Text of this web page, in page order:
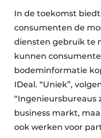
In de toekomst
consumenten de
diensten gebruik te
kunnen
bodeminformatie
IDeal. “Uniek”,
“Ingenieursbureaus
business markt,
ook werken voor